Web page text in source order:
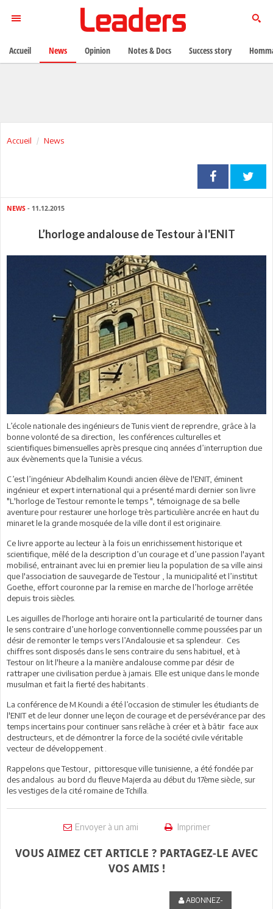
Accueil News
NEWS - 11.12.2015
L’horloge andalouse de Testour à l'ENIT
L’école nationale des ingénieurs de Tunis vient de reprendre, grâce à la
bonne volonté de sa direction, les conférences culturelles et
scientifiques bimensuelles après presque cinq années d’interruption due
aux évènements que la Tunisie a vécus.
C’est l’ingénieur Abdelhalim Koundi ancien élève de l'ENIT, éminent
ingénieur et expert international qui a présenté mardi dernier son livre
"L'horloge de Testour remonte le temps ", témoignage de sa belle
aventure pour restaurer une horloge très particulière ancrée en haut du
minaret le la grande mosquée de la ville dont il est originaire.
Ce livre apporte au lecteur à la fois un enrichissement historique et
scientifique, mêlé de la description d’un courage et d’une passion l'ayant
mobilisé, entrainant avec lui en premier lieu la population de sa ville ainsi
que l'association de sauvegarde de Testour , la municipalité et l’institut
Goethe, effort couronne par la remise en marche de l’horloge arrêtée
depuis trois siècles.
Les aiguilles de l'horloge anti horaire ont la particularité de tourner dans
le sens contraire d’une horloge conventionnelle comme poussées par un
désir de remonter le temps vers l’Andalousie et sa splendeur. Ces
chiffres sont disposés dans le sens contraire du sens habituel, et à
Testour on lit l'heure a la manière andalouse comme par désir de
rattraper une civilisation perdue à jamais. Elle est unique dans le monde
musulman et fait la fierté des habitants .
La conférence de M.Koundi a été l’occasion de stimuler les étudiants de
l'ENIT et de leur donner une leçon de courage et de persévérance par des
temps incertains pour continuer sans relâche à créer et à bâtir face aux
destructeurs, et de démontrer la force de la société civile véritable
vecteur de développement .
Rappelons que Testour, pittoresque ville tunisienne, a été fondée par
des andalous au bord du fleuve Majerda au début du 17ème siècle, sur
les vestiges de la cité romaine de Tchilla.
Envoyer à un ami Imprimer
VOUS AIMEZ CET ARTICLE ? PARTAGEZ-LE AVEC
VOS AMIS !
ABONNEZ-
Accueil News Opinion Notes & Docs Success story